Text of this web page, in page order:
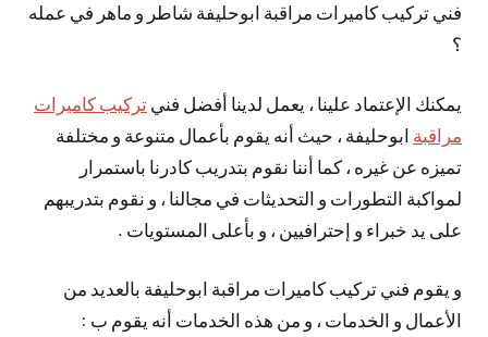
فني تركيب كاميرات مراقبة ابوحليفة شاطر و ماهر في عمله
؟
يمكنك الإعتماد علينا ، يعمل لدينا أفضل فني تركيب كاميرات
مراقبة ابوحليفة ، حيث أنه يقوم بأعمال متنوعة و مختلفة
تميزه عن غيره ، كما أننا نقوم بتدريب كادرنا باستمرار
لمواكبة التطورات و التحديثات في مجالنا ، و نقوم بتدريبهم
على يد خبراء و إحترافيين ، و بأعلى المستويات .
و يقوم فني تركيب كاميرات مراقبة ابوحليفة بالعديد من
الأعمال و الخدمات ، و من هذه الخدمات أنه يقوم ب :